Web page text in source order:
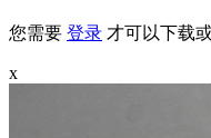
您需要 登录 才可以下载
x